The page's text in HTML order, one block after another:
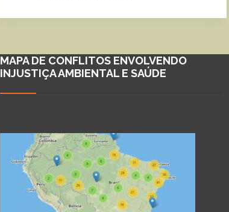
MAPA DE CONFLITOS ENVOLVENDO
INJUSTIÇA AMBIENTAL E SAÚDE